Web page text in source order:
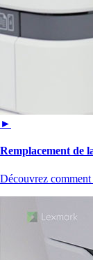
►
Remplacement de
Découvrez